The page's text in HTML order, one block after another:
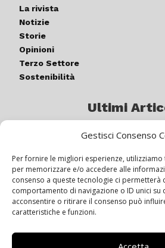
Gestisci Consenso
Per fornire le migliori esperienze,
per memorizzare e/o accedere alle
consenso a queste tecnologie ci
comportamento di navigazione o ID unici su
acconsentire o ritirare il consenso può
caratteristiche e funzioni.
La rivista
Notizie
Storie
Opinioni
Terzo Settore
Sostenibilità
Ultimi
Germogli di luce:
IL BEER GARDEN